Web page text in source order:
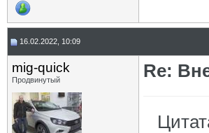
16.02.2022, 10:09
mig-quick
Продвинутый Re: